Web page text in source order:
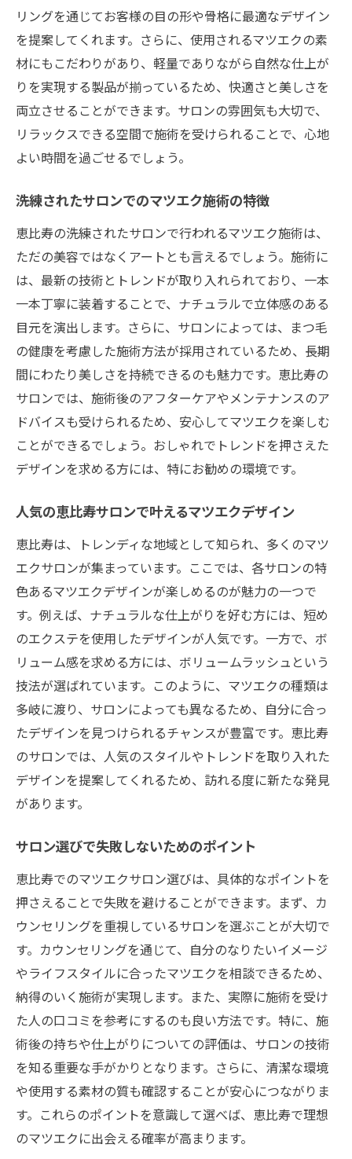
リングを通じてお客様の目の形や骨格に最適なデザイン
を提案してくれます。さらに、使用されるマツエクの素
材にもこだわりがあり、軽量でありながら自然な仕上が
りを実現する製品が揃っているため、快適さと美しさを
両立させることができます。サロンの雰囲気も大切で、
リラックスできる空間で施術を受けられることで、心地
よい時間を過ごせるでしょう。
洗練されたサロンでのマツエク施術の特徴
恵比寿の洗練されたサロンで行われるマツエク施術は、
ただの美容ではなくアートとも言えるでしょう。施術に
は、最新の技術とトレンドが取り入れられており、一本
一本丁寧に装着することで、ナチュラルで立体感のある
目元を演出します。さらに、サロンによっては、まつ毛
の健康を考慮した施術方法が採用されているため、長期
間にわたり美しさを持続できるのも魅力です。恵比寿の
サロンでは、施術後のアフターケアやメンテナンスのア
ドバイスも受けられるため、安心してマツエクを楽しむ
ことができるでしょう。おしゃれでトレンドを押さえた
デザインを求める方には、特にお勧めの環境です。
人気の恵比寿サロンで叶えるマツエクデザイン
恵比寿は、トレンディな地域として知られ、多くのマツ
エクサロンが集まっています。ここでは、各サロンの特
色あるマツエクデザインが楽しめるのが魅力の一つで
す。例えば、ナチュラルな仕上がりを好む方には、短め
のエクステを使用したデザインが人気です。一方で、ボ
リューム感を求める方には、ボリュームラッシュという
技法が選ばれています。このように、マツエクの種類は
多岐に渡り、サロンによっても異なるため、自分に合っ
たデザインを見つけられるチャンスが豊富です。恵比寿
のサロンでは、人気のスタイルやトレンドを取り入れた
デザインを提案してくれるため、訪れる度に新たな発見
があります。
サロン選びで失敗しないためのポイント
恵比寿でのマツエクサロン選びは、具体的なポイントを
押さえることで失敗を避けることができます。まず、カ
ウンセリングを重視しているサロンを選ぶことが大切で
す。カウンセリングを通じて、自分のなりたいイメージ
やライフスタイルに合ったマツエクを相談できるため、
納得のいく施術が実現します。また、実際に施術を受け
た人の口コミを参考にするのも良い方法です。特に、施
術後の持ちや仕上がりについての評価は、サロンの技術
を知る重要な手がかりとなります。さらに、清潔な環境
や使用する素材の質も確認することが安心につながりま
す。これらのポイントを意識して選べば、恵比寿で理想
のマツエクに出会える確率が高まります。